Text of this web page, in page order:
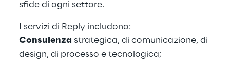
sfide di ogni settore.
I servizi di Reply includono:
Consulenza strategica, di comunicazione, di
design, di processo e tecnologica;